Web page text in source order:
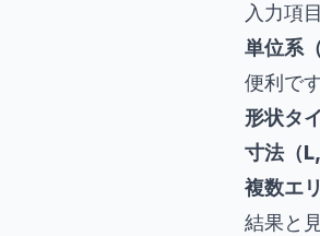
入力項
単位系
便利です
形状タ
寸法（L,
複数エ
結果と